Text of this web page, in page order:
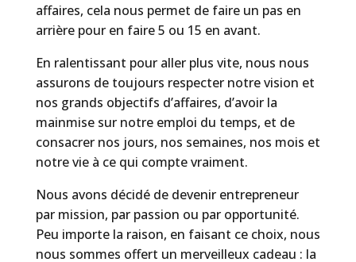
affaires, cela nous permet de faire un pas en
arrière pour en faire 5 ou 15 en avant.
En ralentissant pour aller plus vite, nous nous
assurons de toujours respecter notre vision et
nos grands objectifs d’affaires, d’avoir la
mainmise sur notre emploi du temps, et de
consacrer nos jours, nos semaines, nos mois et
notre vie à ce qui compte vraiment.
Nous avons décidé de devenir entrepreneur
par mission, par passion ou par opportunité.
Peu importe la raison, en faisant ce choix, nous
nous sommes offert un merveilleux cadeau : la